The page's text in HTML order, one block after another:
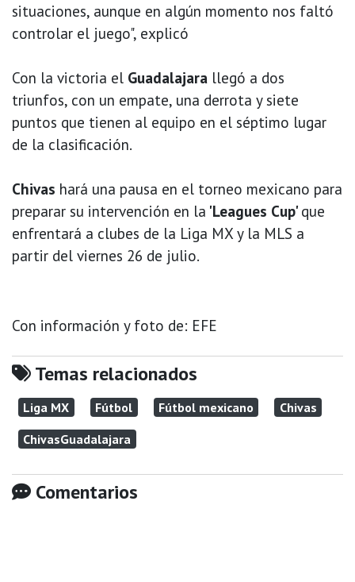
situaciones, aunque en algún momento nos faltó
controlar el juego", explicó
Con la victoria el Guadalajara llegó a dos
triunfos, con un empate, una derrota y siete
puntos que tienen al equipo en el séptimo lugar
de la clasificación.
Chivas hará una pausa en el torneo mexicano para
preparar su intervención en la 'Leagues Cup' que
enfrentará a clubes de la Liga MX y la MLS a
partir del viernes 26 de julio.
Con información y foto de: EFE
Temas relacionados
Liga MX Fútbol Fútbol mexicano
Chivas
ChivasGuadalajara
Comentarios